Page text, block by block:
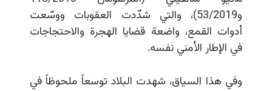
و53/2019)، والتي شدّدت العقوبات ووسّعت
أدوات القمع، واضعة قضايا الهجرة والاحتجاجات
في الإطار الأمني نفسه.
وفي هذا السياق، شهدت البلاد توسعاً ملحوظاً في